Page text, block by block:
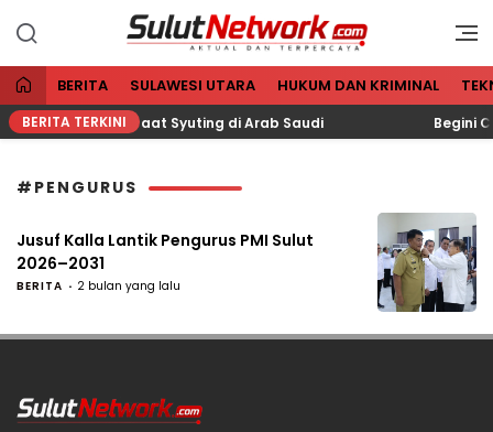
Sulut Network
Aktual dan Terpercaya
BERITA SULAWESI UTARA HUKUM DAN KRIMINAL
BERITA TERKINI
Masuk Islam Saat Syuting di Arab Saudi Begini
#PENGURUS
Jusuf Kalla Lantik Pengurus PMI Sulut
2026–2031
BERITA 2 bulan yang lalu